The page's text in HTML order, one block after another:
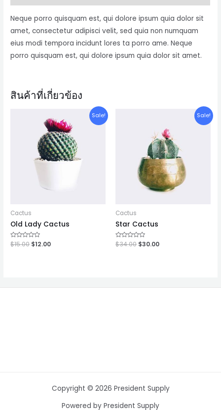
Neque porro quisquam est, qui dolore ipsum quia dolor sit
amet, consectetur adipisci velit, sed quia non numquam
eius modi tempora incidunt lores ta porro ame. Neque
porro quisquam est, qui dolore ipsum quia dolor sit amet.
สินค้าที่เกี่ยวข้อง
Sale!
Cactus
Old Lady Cactus
ให้
คะแนน
$15.00 $12.00
Sale!
Cactus
Star Cactus
ให้
คะแนน
$34.00 $30.00
Copyright © 2026 President Supply
Powered by President Supply